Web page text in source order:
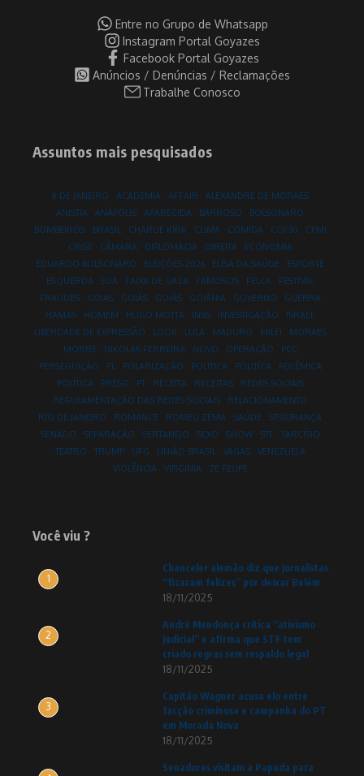
Entre no Grupo de Whatsapp
Instagram Portal Goyazes
Facebook Portal Goyazes
Anúncios / Denúncias / Reclamações
Trabalhe Conosco
Assuntos mais pesquisados
8 DE JANEIRO ACADEMIA AFFAIR
ALEXANDRE DE MORAES
ANISTIA
ANÁPOLIS APARECIDA BARROSO
BOLSONARO
BOMBEIROS
BRASIL CHARLIE KIRK CLIMA COMIDA COP30
CPMI
CRISE
CÂMARA DIPLOMACIA DIREITA
ECONOMIA
EDUARDO BOLSONARO
ELEIÇÕES 2026 ELISA DA SAÚDE
ESPORTE
ESQUERDA
EUA FAIXA DE GAZA FAMOSOS FELCA
FESTIVAL
FRAUDES
GOIAS GOIÁS GOIÁS GOIÂNIA GOVERNO
GUERRA
HAMAS
HOMEM HUGO MOTTA INSS INVESTIGAÇÃO
ISRAEL
LIBERDADE DE EXPRESSÃO
LOOK LULA MADURO MILEI
MORAES
MORRE
NIKOLAS FERREIRA NOVO OPERAÇÃO
PCC
PERSEGUIÇÃO
PL POLARIZAÇÃO POLITICA POLITÍCA
POLÊMICA
POLÍTICA
PRESO PT RECEITA RECEITAS
REDES SOCIAIS
REGULAMENTAÇÃO DAS REDES SOCIAIS
RELACIONAMENTO
RIO DE JANEIRO
ROMANCE ROMEU ZEMA SAÚDE
SEGURANÇA
SENADO
SEPARAÇÃO SERTANEJO SEXO SHOW STF
TARCÍSIO
TEATRO
TRUMP UFG UNIÃO BRASIL VAGAS
VENEZUELA
VIOLÊNCIA
VIRGINIA ZE FELIPE
Você viu ?
1
Chanceler alemão diz que jornalistas
“ficaram felizes” por deixar Belém
18/11/2025
2
André Mendonça critica “ativismo
judicial” e afirma que STF tem
criado regras sem respaldo legal
18/11/2025
3
Capitão Wagner acusa elo entre
facção criminosa e campanha do PT
em Morada Nova
18/11/2025
Senadores visitam a Papuda para